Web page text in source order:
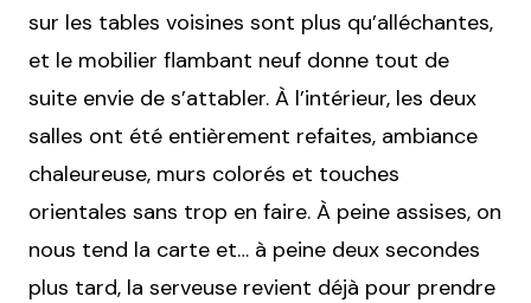
sur les tables voisines sont plus qu’alléchantes,
et le mobilier flambant neuf donne tout de
suite envie de s’attabler. À l’intérieur, les deux
salles ont été entièrement refaites, ambiance
chaleureuse, murs colorés et touches
orientales sans trop en faire. À peine assises, on
nous tend la carte et… à peine deux secondes
plus tard, la serveuse revient déjà pour prendre